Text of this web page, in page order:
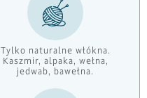
Tylko naturalne włókna.
Kaszmir, alpaka, wełna,
jedwab, bawełna.